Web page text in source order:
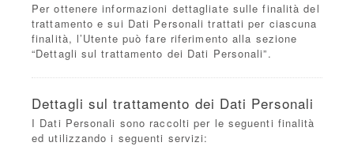
Per ottenere informazioni dettagliate sulle finalità del
trattamento e sui Dati Personali trattati per ciascuna
finalità, l’Utente può fare riferimento alla sezione
“Dettagli sul trattamento dei Dati Personali”.
Dettagli sul trattamento dei Dati Personali
I Dati Personali sono raccolti per le seguenti finalità
ed utilizzando i seguenti servizi: